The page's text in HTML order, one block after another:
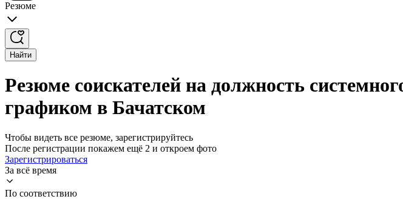
Резюме
Найти
Резюме соискателей на должность
графиком в Бачатском
Чтобы видеть все резюме, зарегистрируйтесь
После регистрации покажем ещё 2 и откроем фото
Зарегистрироваться
За всё время
По соответствию